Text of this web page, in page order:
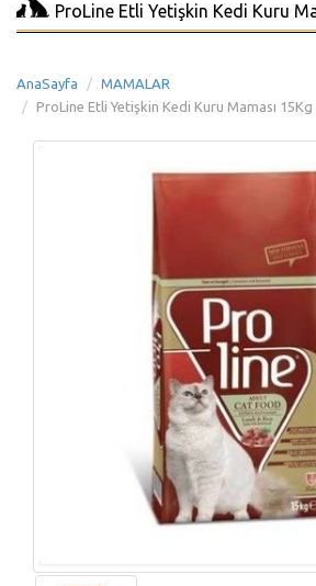
ProLine Etli Yetişkin Kedi Kuru
AnaSayfa
MAMALAR
ProLine Etli Yetişkin Kedi Kuru Maması 15Kg